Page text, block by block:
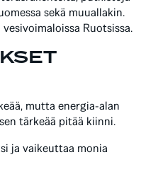
sekä muuallakin.
Ruotsissa.
mutta energia-alan
tärkeää pitää kiinni.
ja vaikeuttaa monia